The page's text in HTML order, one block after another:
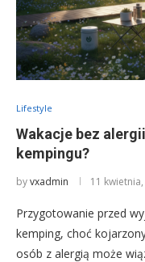
Lifestyle
Wakacje bez
kempingu?
byvxadmin 11
Przygotowanie przed
kemping, choć
osób z alergią może